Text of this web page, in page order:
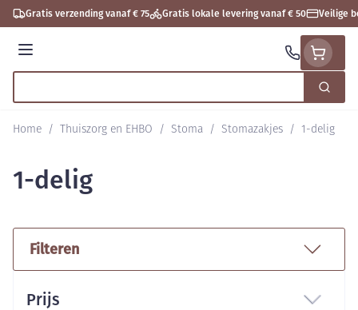
Ga naar de inhoud
Gratis verzending vanaf € 75 Gratis lokale levering vanaf € 50 Veilige
Menu
Zoek
Home / Thuiszorg en EHBO / Stoma / Stomazakjes / 1-delig
1-delig
Filteren
Prijs